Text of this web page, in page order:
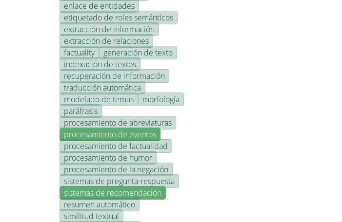
enlace de entidades
etiquetado de roles semánticos
extracción de información
extracción de relaciones
factuality
generación de texto
indexación de textos
recuperación de información
traducción automática
modelado de temas
morfología
paráfrasis
procesamiento de abreviaturas
procesamiento de eventos
procesamiento de factualidad
procesamiento de humor
procesamiento de la negación
sistemas de pregunta-respuesta
sistemas de recomendación
resumen automático
similitud textual